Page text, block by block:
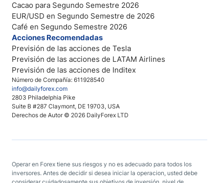
Número de Compañía: 611928540
info@dailyforex.com
2803 Philadelphia Pike
Suite B #287 Claymont, DE 19703, USA
Derechos de Autor © 2026 DailyForex LTD
Cacao para Segundo Semestre 2026
EUR/USD en Segundo Semestre de 2026
Café en Segundo Semestre 2026
Acciones Recomendadas
Previsión de las acciones de Tesla
Previsión de las acciones de LATAM Airlines
Previsión de las acciones de Inditex
Operar en Forex tiene sus riesgos y no es adecuado para todos los
inversores. Antes de decidir si desea iniciar la operacion, usted debe